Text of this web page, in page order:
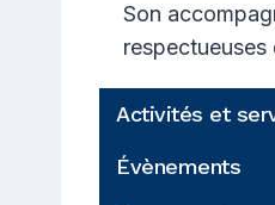
Son
Activités et
Évènements